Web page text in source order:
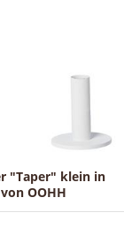
"Taper" klein in
OOHH